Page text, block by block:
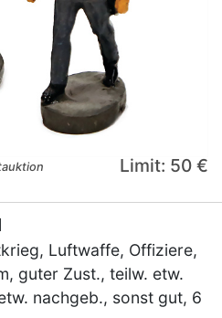
Limit: 50 €
Luftwaffe, Offiziere,
guter Zust., teilw. etw.
nachgeb., sonst gut, 6